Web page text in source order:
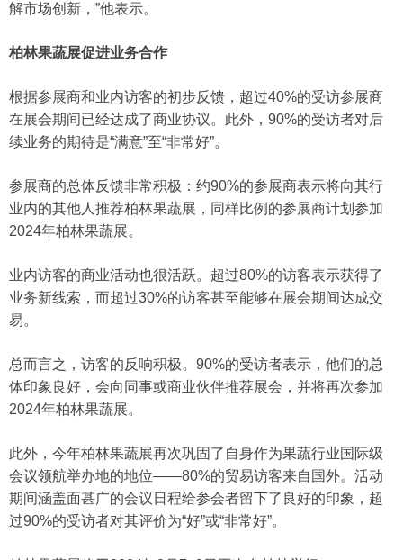
解市场创新，”他表示。
柏林果蔬展促进业务合作
根据参展商和业内访客的初步反馈，超过40%的受访参展商
在展会期间已经达成了商业协议。此外，90%的受访者对后
续业务的期待是“满意”至“非常好”。
参展商的总体反馈非常积极：约90%的参展商表示将向其行
业内的其他人推荐柏林果蔬展，同样比例的参展商计划参加
2024年柏林果蔬展。
业内访客的商业活动也很活跃。超过80%的访客表示获得了
业务新线索，而超过30%的访客甚至能够在展会期间达成交
易。
总而言之，访客的反响积极。90%的受访者表示，他们的总
体印象良好，会向同事或商业伙伴推荐展会，并将再次参加
2024年柏林果蔬展。
此外，今年柏林果蔬展再次巩固了自身作为果蔬行业国际级
会议领航举办地的地位——80%的贸易访客来自国外。活动
期间涵盖面甚广的会议日程给参会者留下了良好的印象，超
过90%的受访者对其评价为“好”或“非常好”。